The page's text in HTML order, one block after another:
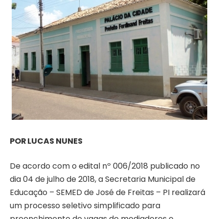
POR LUCAS NUNES
De acordo com o edital nº 006/2018 publicado no
dia 04 de julho de 2018, a Secretaria Municipal de
Educação – SEMED de José de Freitas – PI realizará
um processo seletivo simplificado para